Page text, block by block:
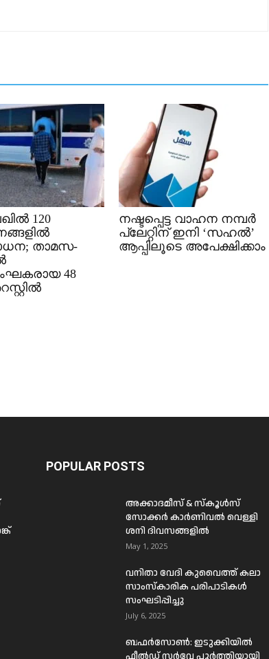
120
താമസ-
48
നഷ്ടപ്പെട്ട വാഹന നമ്പർ
പ്ലേറ്റിന് ഇനി ‘സഹൽ’
ആപ്പിലൂടെ അപേക്ഷിക്കാം
POPULAR POSTS
അക്കാദമീസ് & സ്കൂൾസ്
സോക്കർ കാർണിവൽ വെള്ളി
ശനി ദിവസങ്ങളിൽ
May 1, 2025
വനിതാ വേദി കുവൈത്ത് കലാ
സാംസ്കാരിക പരിപാടികൾ
സംഘടിപ്പിച്ചു
July 6, 2025
ബഫര്‍സോണ്‍: ഇടുക്കിയില്‍
ഫീല്‍ഡ് സര്‍വേ പൂര്‍ത്തിയായി